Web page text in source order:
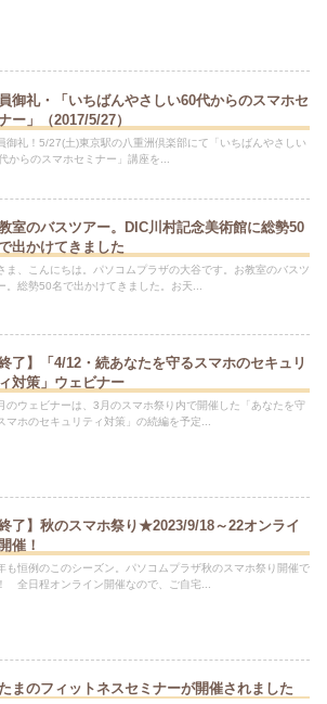
御礼・「いちばんやさしい60代からのスマホセ
ー」（2017/5/27）
御礼！5/27(土)東京駅の八重洲倶楽部にて「いちばんやさしい
からのスマホセミナー」講座を...
室のバスツアー。DIC川村記念美術館に総勢50
出かけてきました
ま、こんにちは。パソコムプラザの大谷です。お教室のバスツ
。総勢50名で出かけてきました。お天...
終了】「4/12・続あなたを守るスマホのセキュリ
対策」ウェビナー
のウェビナーは、3月のスマホ祭り内で開催した「あなたを守
マホのセキュリティ対策」の続編を予定...
終了】秋のスマホ祭り★2023/9/18～22オンライ
催！
も恒例のこのシーズン。パソコムプラザ秋のスマホ祭り開催で
全日程オンライン開催なので、ご自宅...
まのフィットネスセミナーが開催されました